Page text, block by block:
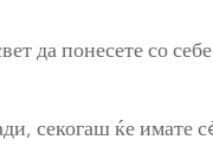
да понесете со
секогаш ќе имате